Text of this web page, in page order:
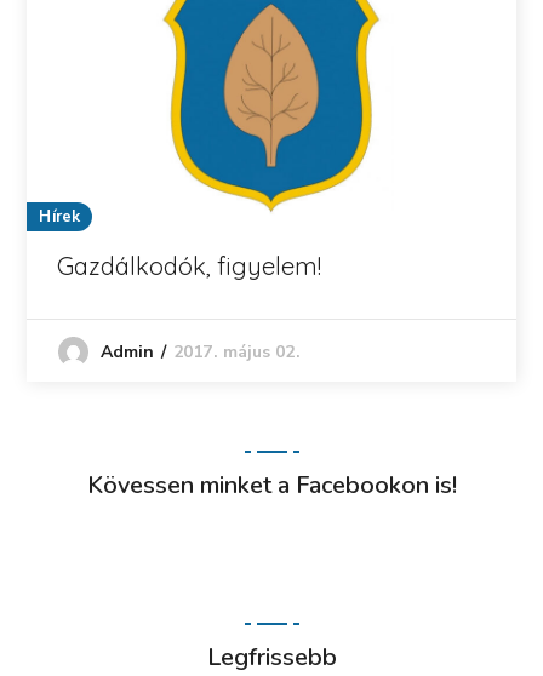
Hírek
Gazdálkodók, figyelem!
Admin 2017. május 02.
Kövessen minket a Facebookon is!
Legfrissebb